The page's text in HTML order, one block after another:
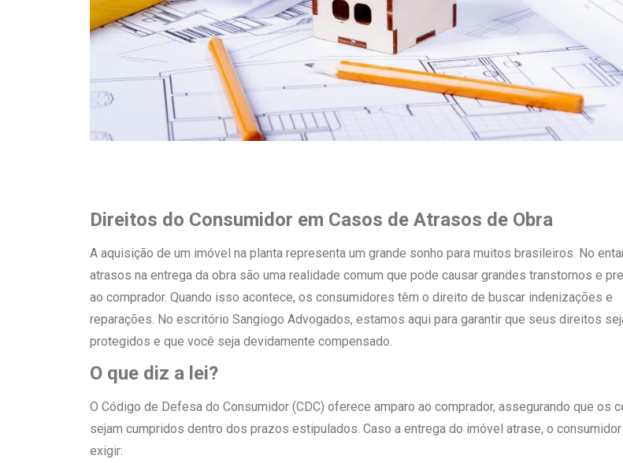
Direitos do Consumidor em Casos de Atrasos de Obra
A aquisição de um imóvel na planta representa um grande sonho para muitos brasileiros. No
atrasos na entrega da obra são uma realidade comum que pode causar grandes transtornos e
ao comprador. Quando isso acontece, os consumidores têm o direito de buscar indenizações e
reparações. No escritório Sangiogo Advogados, estamos aqui para garantir que seus direitos
protegidos e que você seja devidamente compensado.
O que diz a lei?
O Código de Defesa do Consumidor (CDC) oferece amparo ao comprador, assegurando que os
sejam cumpridos dentro dos prazos estipulados. Caso a entrega do imóvel atrase, o
exigir: